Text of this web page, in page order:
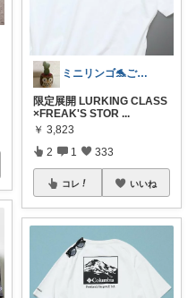
ミニリンゴ🐬ご縁に感謝🌻ありがとう
限定展開 LURKING CLASS
×FREAK'S STOR ...
￥ 3,823
2 1 333
コレ いいね